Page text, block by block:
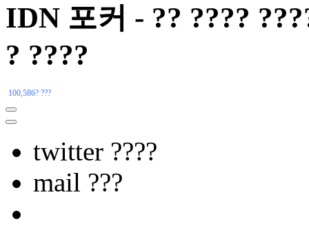
IDN 포커 - ?? ????
? ????
100,586? ???
twitter ????
mail ???